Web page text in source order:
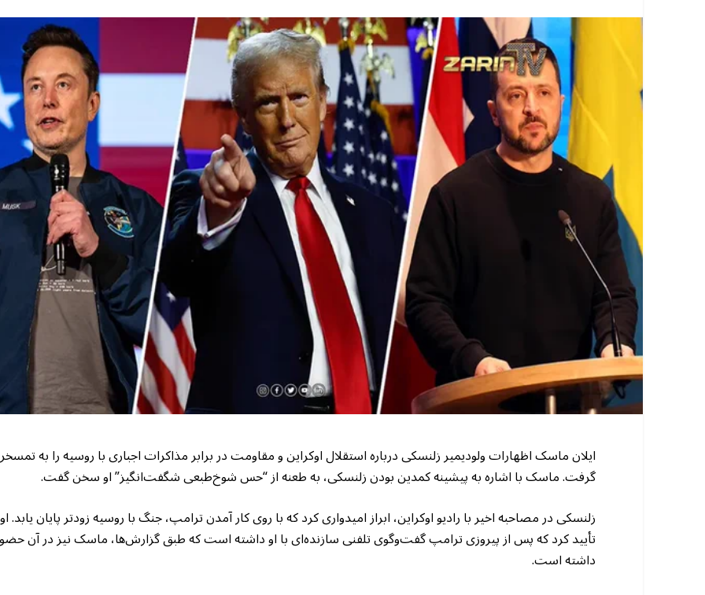
ایلان ماسک اظهارات ولودیمیر زلنسکی درباره استقلال اوکراین و مقاومت در برابر مذاکرات اجباری با روسیه را به تمسخر
گرفت. ماسک با اشاره به پیشینه کمدین بودن زلنسکی، به طعنه از “حس شوخ‌طبعی شگفت‌انگیز” او سخن گفت.
زلنسکی در مصاحبه اخیر با رادیو اوکراین، ابراز امیدواری کرد که با روی کار آمدن ترامپ، جنگ با روسیه زودتر پایان یابد. او
تأیید کرد که پس از پیروزی ترامپ گفت‌وگوی تلفنی سازنده‌ای با او داشته است که طبق گزارش‌ها، ماسک نیز در آن
داشته است.